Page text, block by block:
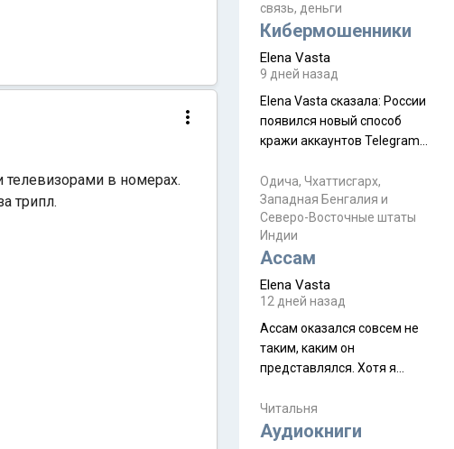
в номерах.
трипл.
на начало тропы показали
водителю карту, иначе
Пошли туда, потому что я
отзывов. По мне – сплошная
физуха, долгий спуск, потом
подъем по этому же пути.
Пока
связь, деньги
Кибермошенники
Elena Vasta
9 дней назад
Elena Vasta сказалa: России
появился новый способ
кражи аккаунтов Telegram
Прочитайте! У моих двух
знакомых вот так увели
аккаунты
Одича, Чхаттисгарх,
Западная Бенгалия и
Северо-Восточные штаты
Индии
Ассам
Elena Vasta
12 дней назад
Ассам оказался совсем не
таким, каким он
представлялся. Хотя я
краешек, но все же схватила
ауру штата, как-то он меня
Читальня
Аудиокниги